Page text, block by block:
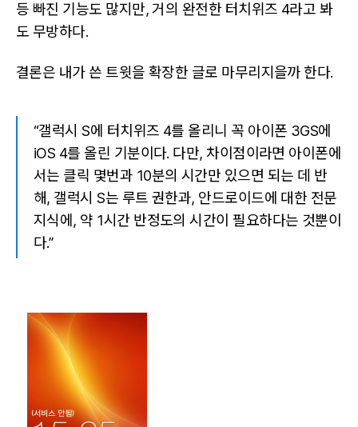
등 빠진 기능도 많지만, 거의 완전한 터치위즈 4라고 봐
도 무방하다.
결론은 내가 쓴 트윗을 확장한 글로 마무리지을까 한다.
“갤럭시 S에 터치위즈 4를 올리니 꼭 아이폰 3GS에
iOS 4를 올린 기분이다. 다만, 차이점이라면 아이폰에
서는 클릭 몇번과 10분의 시간만 있으면 되는 데 반
해, 갤럭시 S는 루트 권한과, 안드로이드에 대한 전문
지식에, 약 1시간 반정도의 시간이 필요하다는 것뿐이
다.”